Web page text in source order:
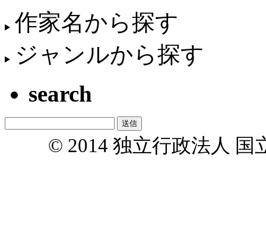
作家名から探す
ジャンルから探す
search
© 2014 独立行政法人 国